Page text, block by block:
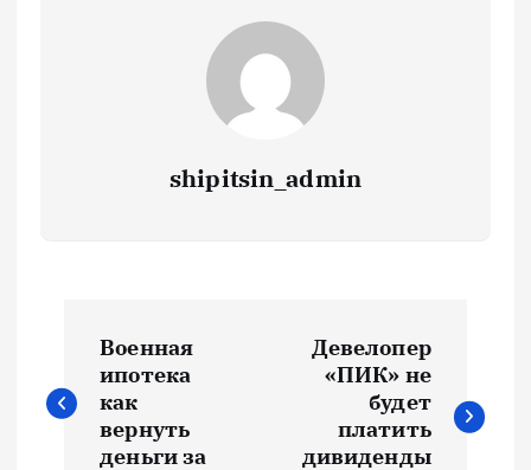
shipitsin_admin
а
Военная
ипотека
как
вернуть
деньги за
Девелопер
«ПИК» не
будет
платить
дивиденды